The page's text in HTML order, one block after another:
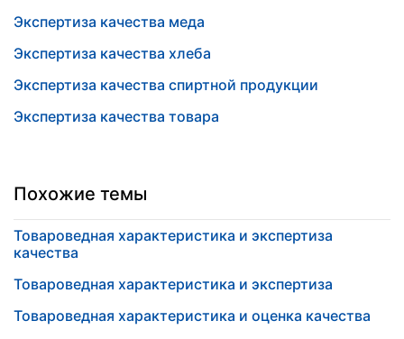
Экспертиза качества меда
Экспертиза качества хлеба
Экспертиза качества спиртной продукции
Экспертиза качества товара
Похожие темы
Товароведная характеристика и экспертиза
качества
Товароведная характеристика и экспертиза
Товароведная характеристика и оценка качества